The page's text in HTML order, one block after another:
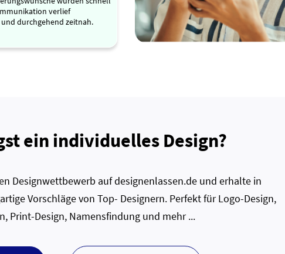
verlief
durchgehend zeitnah.
ein individuelles Design?
Designwettbewerb auf designenlassen.de und erhalte in
Vorschläge von Top- Designern. Perfekt für Logo-Design,
Print-Design, Namensfindung und mehr ...